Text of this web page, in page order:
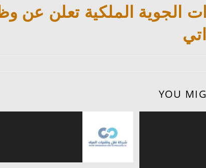
الجوية الملكية تعلن عن
YOU